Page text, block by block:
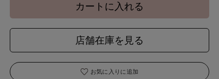
カートに入れる
店舗在庫を見る
お気に入りに追加